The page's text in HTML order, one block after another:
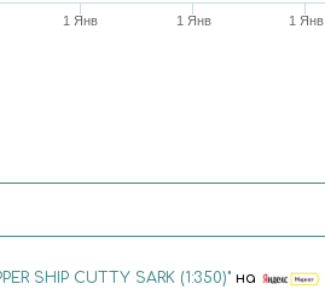
1 Янв 1 Янв 1 Янв
SHIP CUTTY SARK (1:350)" на